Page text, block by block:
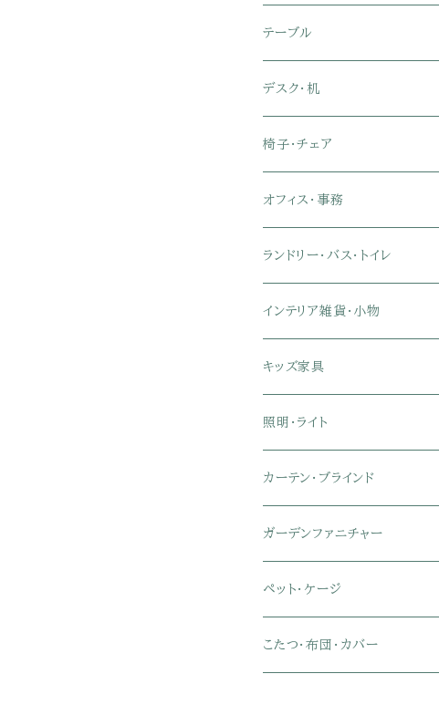
革・レザー・合皮ソファ
布張り・ファブリックソファ
ソファカバー
キャビネット・サイドボード
ランドリー・トイレ収納
玄関収納
突っ張り棚・突っ張りラック
テレビスタンド
サイドチェスト
幅90cm以下テレビ台
幅91～120cmテレビ台
幅121～150cmテレビ台
幅151～180cmテレビ台
キッチンラック・冷蔵庫ラック
隙間収納
キッチンマット
キッチン用品
キッチン家電
シングル
セミシングル
シングル
すのこベッド
セミシングル
シングル
脚付きマットレス
セミシングル
シングル
パイプベッド
ロフトベッド
2段ベッド
折りたたみベッド
ソファベッド
マットレス
セミシングル
シングル
セミシングル
シングル
セミダブル
ダブル
布団セット
枕
タオルケット・ガーゼケット
ブランケット・毛布
布団カバー・敷きパッド
ひんやりマット（冷却マット）
こたつ布団
シングル
セミダブル
ダブル
クイーン
キング
玄関マット
キッチンマット
フローリングマット
ジョイントマット
ダイニングテーブル
ダイニングチェア・ベンチ
ダイニングテーブルセット
2人用ダイニングテーブルセット
4人用ダイニングテーブルセット
6人用ダイニングテーブルセット
木製ダイニング
スチール脚ダイニング
テーブル
サイドテーブル
ウッドテーブル
センターテーブル
ガラステーブル
カウンターテーブル
伸縮式テーブル
デスク・机
パソコン・オフィスデスク
L字デスク
収納付きデスク
キーボードスライダー付きデスク
学習机
ツインデスク
デスクセット
サイドワゴン・チェスト
木製デスク
ガラスデスク
椅子・チェア
ダイニングチェア・ベンチ
オフィスチェア
リクライニングチェア
ハイバックオフィスチェア
メッシュオフィスチェア
リビングチェア
スツール・オットマン
学習椅子
ファブリックチェア
革・レザー・合皮チェア
スチール脚チェア
木脚チェア
オフィス・事務
オフィスチェア
オフィスデスク
オフィス収納
オフィス雑貨
オフィス家電
ランドリー・バス・トイレ
ランドリーラック
タオルハンガー
洗濯カゴ・ワゴン
物干しスタンド
トイレ用品
トイレットペーパーホルダー
バス用品・バスマット
インテリア雑貨・小物
タオル
食器・食器スタンド
キャニスター・ディスペンサー
コーヒーサーバー
エコバッグ
玄関小物・傘
キッズ家具
絵本ラック・本棚
ラック・ランドセルラック
おもちゃ・キッズ収納
学習机・学習椅子
チェア・ベビーチェア・ソファ
照明・ライト
シーリングライト
シーリングファンライト
ペンダントライト
スポットライト
カーテン・ブラインド
ドレープカーテン
レースカーテン
カーテンセット
ガーデンファニチャー
ガーデンフェンス・アーチ
ガーデンテーブル・チェア・ベン
ペット・ケージ
ケージ
こたつ・布団・カバー